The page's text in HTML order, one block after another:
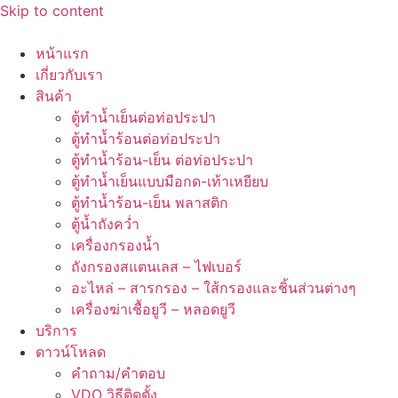
Skip to content
หน้าแรก
เกี่ยวกับเรา
สินค้า
ตู้ทำน้ำเย็นต่อท่อประปา
ตู้ทำน้ำร้อนต่อท่อประปา
ตู้ทำน้ำร้อน-เย็น ต่อท่อประปา
ตู้ทำน้ำเย็นแบบมือกด-เท้าเหยียบ
ตู้ทำน้ำร้อน-เย็น พลาสติก
ตู้น้ำถังคว่ำ
เครื่องกรองน้ำ
ถังกรองสแตนเลส – ไฟเบอร์
อะไหล่ – สารกรอง – ใส้กรองและชิ้นส่วนต่างๆ
เครื่องฆ่าเชื้อยูวี – หลอดยูวี
บริการ
ดาวน์โหลด
คำถาม/คำตอบ
VDO วิธีติดตั้ง